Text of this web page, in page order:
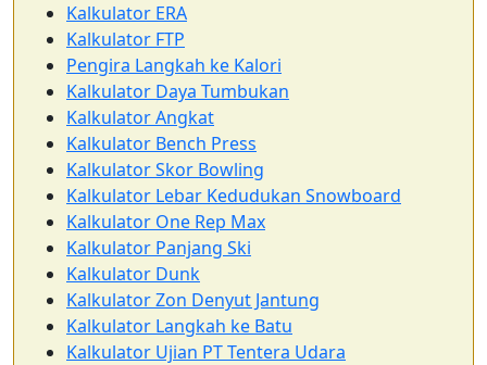
Kalkulator ERA
Kalkulator FTP
Pengira Langkah ke Kalori
Kalkulator Daya Tumbukan
Kalkulator Angkat
Kalkulator Bench Press
Kalkulator Skor Bowling
Kalkulator Lebar Kedudukan Snowboard
Kalkulator One Rep Max
Kalkulator Panjang Ski
Kalkulator Dunk
Kalkulator Zon Denyut Jantung
Kalkulator Langkah ke Batu
Kalkulator Ujian PT Tentera Udara